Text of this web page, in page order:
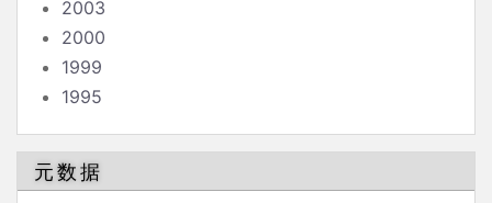
2003
2000
1999
1995
元数据